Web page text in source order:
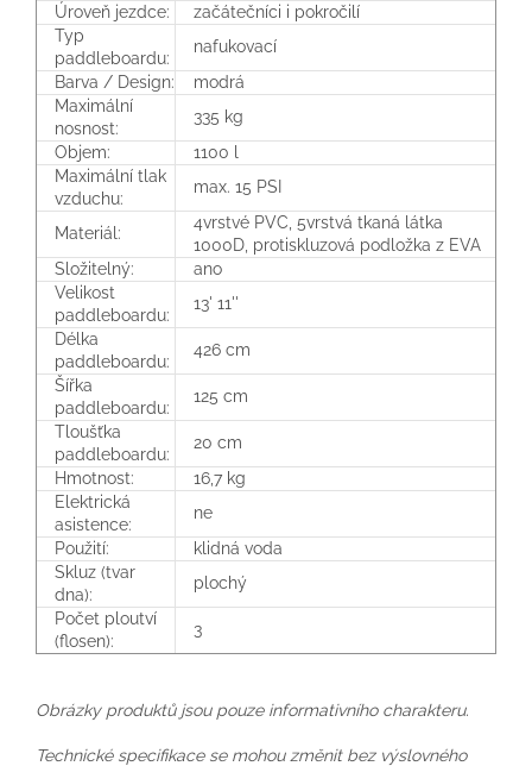
Úroveň jezdce:
začátečníci i pokročilí
Typ
paddleboardu:
nafukovací
Barva / Design:
modrá
Maximální
nosnost:
335 kg
Objem:
1100 l
Maximální tlak
vzduchu:
max. 15 PSI
Materiál:
4vrstvé PVC, 5vrstvá tkaná látka
1000D, protiskluzová podložka z EVA
Složitelný:
ano
Velikost
paddleboardu:
13' 11''
Délka
paddleboardu:
426 cm
Šířka
paddleboardu:
125 cm
Tloušťka
paddleboardu:
20 cm
Hmotnost:
16,7 kg
Elektrická
asistence:
ne
Použití:
klidná voda
Skluz (tvar
dna):
plochý
Počet ploutví
(flosen):
3
Obrázky produktů jsou pouze informativního charakteru.
Technické specifikace se mohou změnit bez výslovného